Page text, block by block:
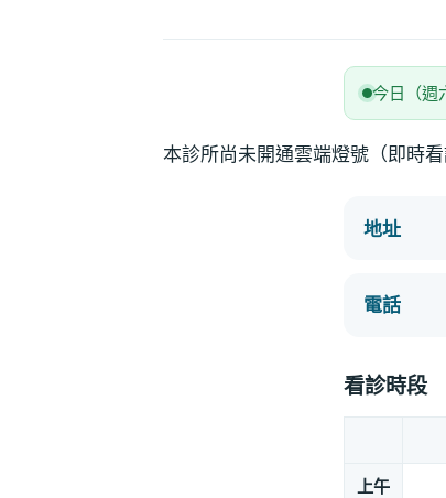
今日（週
本診所尚未開通雲端燈號（即時
地址
電話
看診時段
上午